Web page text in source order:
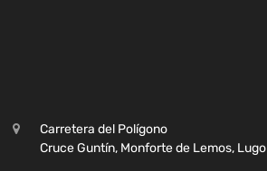
Carretera del Polígono
Cruce Guntín, Monforte de Lemos, Lugo